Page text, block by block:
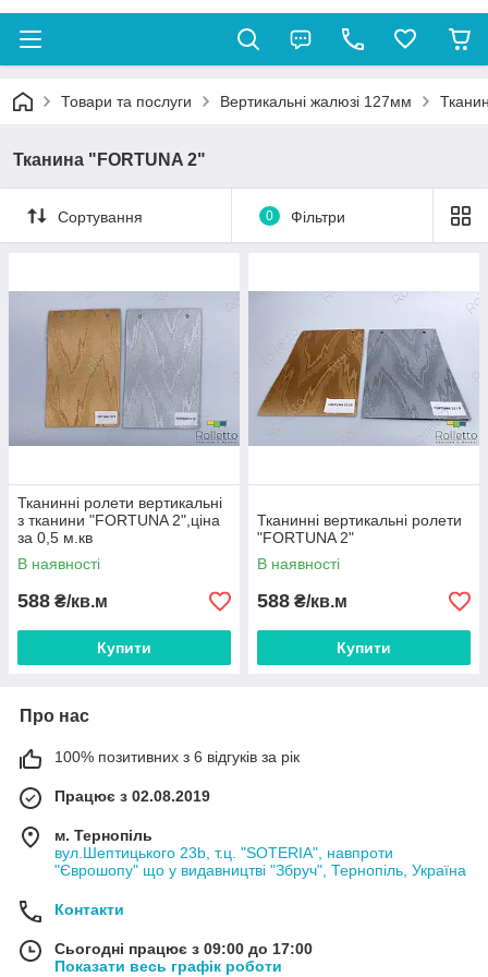
Товари та послуги Вертикальні жалюзі 127мм
Тканина "FORTUNA 2"
Сортування 0 Фільтри
Тканинні ролети вертикальні
з тканини "FORTUNA 2",ціна
за 0,5 м.кв
В наявності
588 ₴/кв.м
Купити
Тканинні вертикальні ролети
"FORTUNA 2"
В наявності
588 ₴/кв.м
Купити
Про нас
100% позитивних з 6 відгуків за рік
Працює з 02.08.2019
м. Тернопіль
вул.Шептицького 23b, т.ц. "SOTERIA", навпроти
"Єврошопу" що у видавництві "Збруч", Тернопіль, Україна
Контакти
Сьогодні працює з 09:00 до 17:00
Показати весь графік роботи